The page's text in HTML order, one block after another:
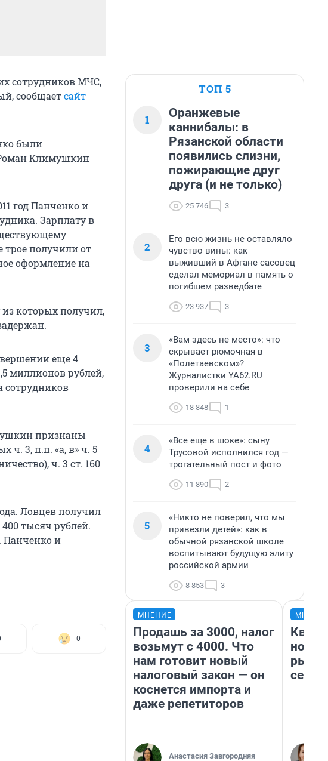
сотрудников МЧС,
сообщаетсайт
были
Климушкин
год Панченко и
Зарплату в
трое получили от
оформление на
которых получил,
еще 4
миллионов рублей,
сотрудников
признаны
ч. 3, п.п. «а, в» ч. 5
ч. 3 ст. 160
Ловцев получил
тысяч рублей.
Панченко и
0
ТОП 5
1
Оранжевые
каннибалы: в
Рязанской области
появились слизни,
пожирающие друг
друга (и не только)
25 746 3
2
Его всю жизнь не оставляло
чувство вины: как
выживший в Афгане сасовец
сделал мемориал в память о
погибшем разведбате
23 937 3
3
«Вам здесь не место»: что
скрывает рюмочная в
«Полетаевском»?
Журналистки YA62.RU
проверили на себе
18 848 1
4
«Все еще в шоке»: сыну
Трусовой исполнился год —
трогательный пост и фото
11 890 2
5
«Никто не поверил, что мы
привезли детей»: как в
обычной рязанской школе
воспитывают будущую элиту
российской армии
8 853 3
МНЕНИЕ
Продашь за 3000, налог
возьмут с 4000. Что
нам готовит новый
налоговый закон — он
коснется импорта и
даже репетиторов
Анастасия Завгородняя
но